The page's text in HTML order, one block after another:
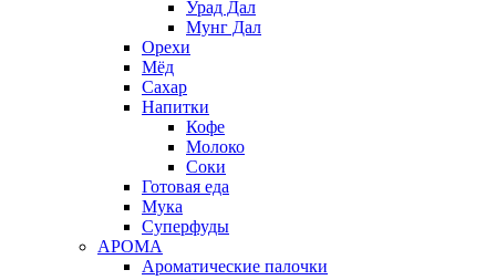
Урад Дал
Мунг Дал
Орехи
Мёд
Сахар
Напитки
Кофе
Молоко
Соки
Готовая еда
Мука
Суперфуды
АРОМА
Ароматические палочки